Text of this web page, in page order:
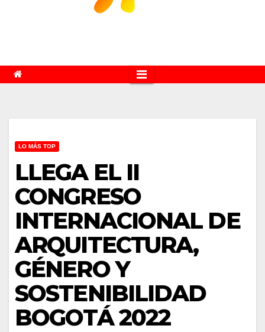
LO MÁS TOP
LLEGA EL II
CONGRESO
INTERNACIONAL DE
ARQUITECTURA,
GÉNERO Y
SOSTENIBILIDAD
BOGOTÁ 2022